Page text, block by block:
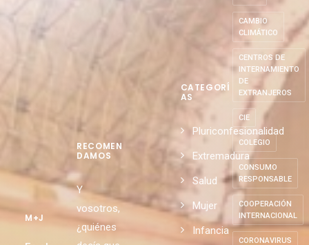
RECOMEN
DAMOS
Y
CATEGORÍ
Pluriconfesionalidad
Extremadura
Salud
ALIMENTACIÓN
SOSTENIBLE
AMOR
CAMBIO
CLIMÁTICO
CENTROS DE
INTERNAMIENTO
DE
EXTRANJEROS
CIE
COLEGIO
CONSUMO
RESPONSABLE